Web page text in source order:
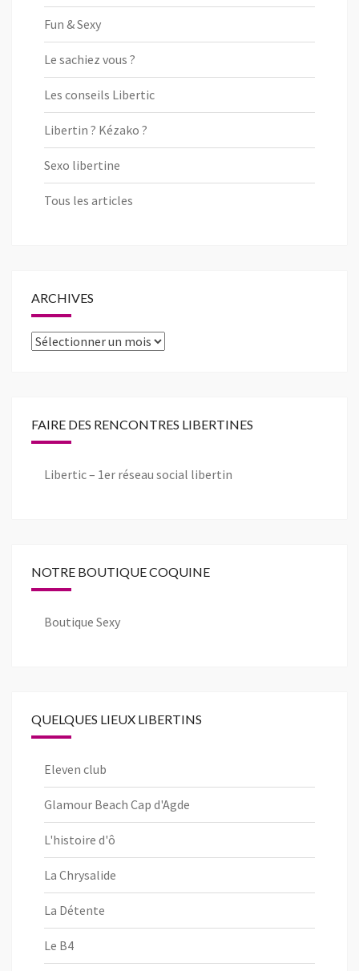
Fun & Sexy
Le sachiez vous ?
Les conseils Libertic
Libertin ? Kézako ?
Sexo libertine
Tous les articles
ARCHIVES
Archives
FAIRE DES RENCONTRES LIBERTINES
Libertic – 1er réseau social libertin
NOTRE BOUTIQUE COQUINE
Boutique Sexy
QUELQUES LIEUX LIBERTINS
Eleven club
Glamour Beach Cap d'Agde
L'histoire d'ô
La Chrysalide
La Détente
Le B4